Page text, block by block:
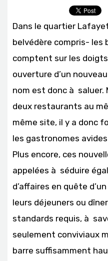
Dans le quartier
belvédère compris- les
comptent sur les doigts
ouverture d’un
nom est donc à saluer.
deux restaurants au
même site, il y a donc
les gastronomes
Plus encore, ces
appelées à séduire
d’affaires en quête
leurs déjeuners ou
standards requis, à
seulement conviviaux
barre suffisamment